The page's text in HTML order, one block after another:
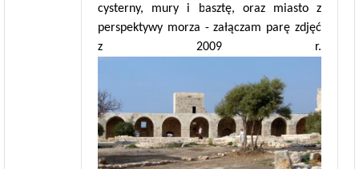
cysterny, mury i basztę, oraz miasto z
perspektywy morza - załączam parę zdjęć
z 2009 r.